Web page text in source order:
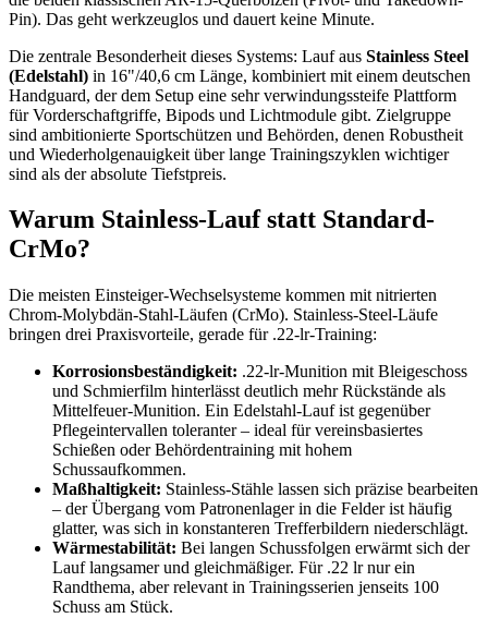
Pin). Das geht werkzeuglos und dauert keine Minute.
Die zentrale Besonderheit dieses Systems: Lauf aus Stainless Steel
(Edelstahl) in 16"/40,6 cm Länge, kombiniert mit einem deutschen
Handguard, der dem Setup eine sehr verwindungssteife Plattform
für Vorderschaftgriffe, Bipods und Lichtmodule gibt. Zielgruppe
sind ambitionierte Sportschützen und Behörden, denen Robustheit
und Wiederholgenauigkeit über lange Trainingszyklen wichtiger
sind als der absolute Tiefstpreis.
Warum Stainless-Lauf statt Standard-
CrMo?
Die meisten Einsteiger-Wechselsysteme kommen mit nitrierten
Chrom-Molybdän-Stahl-Läufen (CrMo). Stainless-Steel-Läufe
bringen drei Praxisvorteile, gerade für .22-lr-Training:
Korrosionsbeständigkeit: .22-lr-Munition mit Bleigeschoss
und Schmierfilm hinterlässt deutlich mehr Rückstände als
Mittelfeuer-Munition. Ein Edelstahl-Lauf ist gegenüber
Pflegeintervallen toleranter – ideal für vereinsbasiertes
Schießen oder Behördentraining mit hohem
Schussaufkommen.
Maßhaltigkeit: Stainless-Stähle lassen sich präzise bearbeiten
– der Übergang vom Patronenlager in die Felder ist häufig
glatter, was sich in konstanteren Trefferbildern niederschlägt.
Wärmestabilität: Bei langen Schussfolgen erwärmt sich der
Lauf langsamer und gleichmäßiger. Für .22 lr nur ein
Randthema, aber relevant in Trainingsserien jenseits 100
Schuss am Stück.